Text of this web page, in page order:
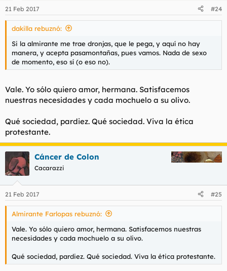
21 Feb 2017 #24
dakilla rebuznó:
Si la almirante me trae dronjas, que le pega, y aquí no hay
manera, y acepta pasamontañas, pues vamos. Nada de sexo
de momento, eso sí (o eso no).
Vale. Yo sólo quiero amor, hermana. Satisfacemos
nuestras necesidades y cada mochuelo a su olivo.
Qué sociedad, pardiez. Qué sociedad. Viva la ética
protestante.
Cáncer de Colon
Cacarazzi
21 Feb 2017 #25
Almirante Farlopas rebuznó:
Vale. Yo sólo quiero amor, hermana. Satisfacemos nuestras
necesidades y cada mochuelo a su olivo.
Qué sociedad, pardiez. Qué sociedad. Viva la ética protestante.